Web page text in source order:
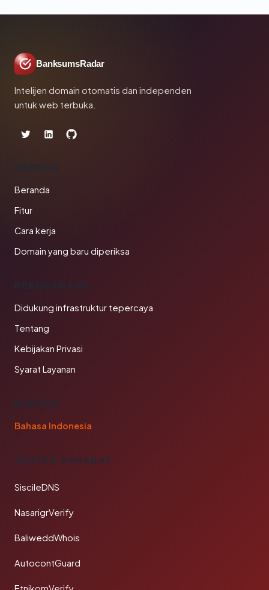
BanksumsRadar
Intelijen domain otomatis dan independen
untuk web terbuka.
PRODUK
Beranda
Fitur
Cara kerja
Domain yang baru diperiksa
PERUSAHAAN
Didukung infrastruktur tepercaya
Tentang
Kebijakan Privasi
Syarat Layanan
BAHASA
Bahasa Indonesia
TAUTAN SAHABAT
SiscileDNS
NasarigrVerify
BaliweddWhois
AutocontGuard